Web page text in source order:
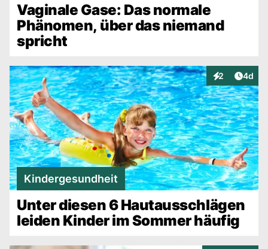
Vaginale Gase: Das normale
Phänomen, über das niemand
spricht
2
Interaktionen
4d
Kindergesundheit
Unter diesen 6 Hautausschlägen
leiden Kinder im Sommer häufig